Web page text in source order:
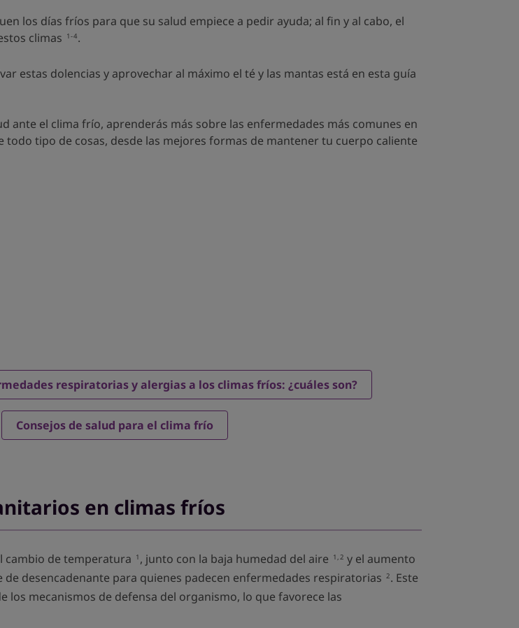
los días fríos para que su salud empiece a pedir ayuda; al fin y al cabo, el
climas
1-4.
estas dolencias y aprovechar al máximo el té y las mantas está en esta guía
ante el clima frío, aprenderás más sobre las enfermedades más comunes en
tipo de cosas, desde las mejores formas de mantener tu cuerpo caliente
respiratorias y alergias a los climas fríos: ¿cuáles son?
Consejos de salud para el clima frío
en climas fríos
cambio de temperatura 1 , junto con la baja humedad del aire 1,2 y el aumento
de desencadenante para quienes padecen enfermedades respiratorias 2. Este
mecanismos de defensa del organismo, lo que favorece las